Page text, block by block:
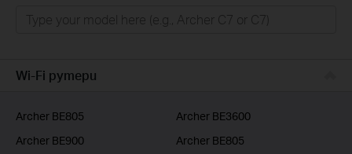
Бизнес решения
Wi-Fi рутери
Archer BE805
Archer BE3600
Archer BE900
Archer BE805